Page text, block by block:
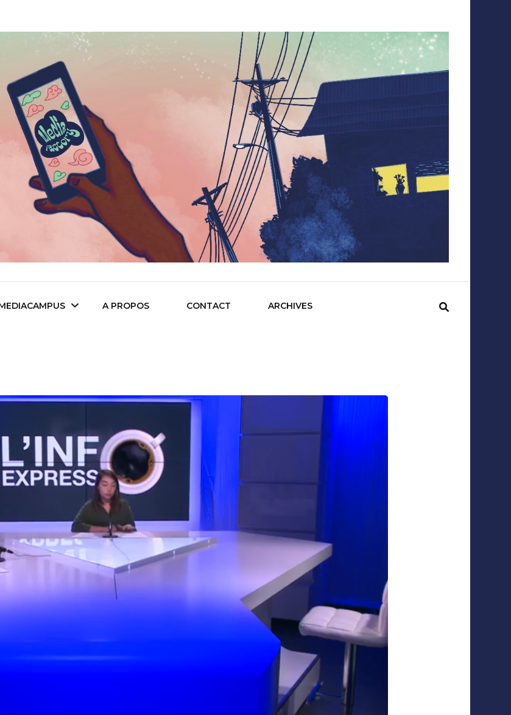
d'Audencia SciencesCom
L’IA dans tous ses
Com’Inside
Hermine social media
Entreprises du
Mediacampus
A PROPOS CONTACT ARCHIVES